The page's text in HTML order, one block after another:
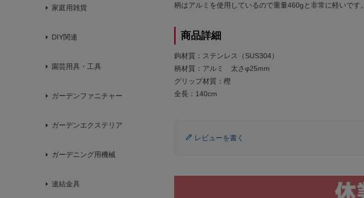
家庭用雑貨
DIY関連
園芸用具・工具
ガーデンファニチャー
ガーデンエクステリア
ガーデニング用機械
連結金具
柄はアルミを使用しているので重量460gと非常に軽いです。
商品詳細
鉤材質：ステンレス（SUS304）
柄材質：アルミ 太さφ25mm
グリップ材質：樫
全長：140cm
レビューを書く